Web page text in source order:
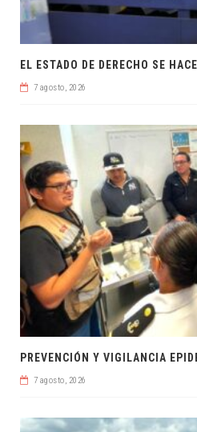
EL ESTADO DE DERECHO SE
7 agosto, 2026
PREVENCIÓN Y VIGILANCIA
7 agosto, 2026